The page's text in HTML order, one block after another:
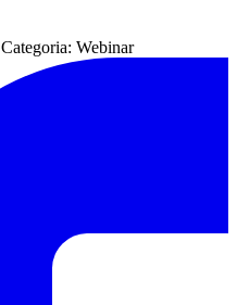
Categoria: Webinar